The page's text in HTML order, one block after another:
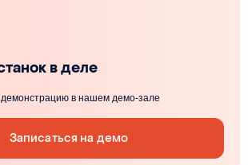
в деле
в нашем демо-зале
Записаться на демо